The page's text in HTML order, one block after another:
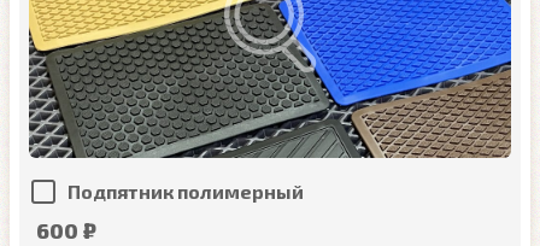
Подпятник полимерный
600 ₽